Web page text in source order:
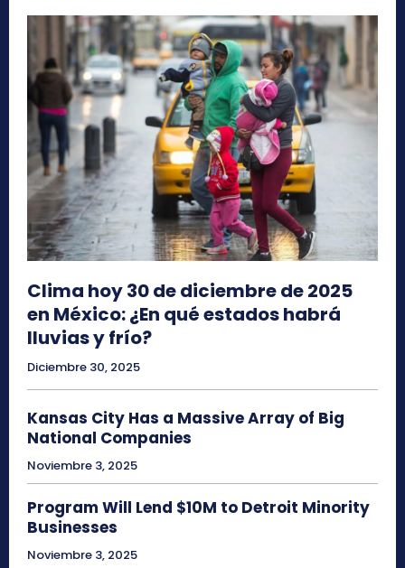
Clima hoy 30 de diciembre de 2025
en México: ¿En qué estados habrá
lluvias y frío?
Diciembre 30, 2025
Kansas City Has a Massive Array of Big
National Companies
Noviembre 3, 2025
Program Will Lend $10M to Detroit Minority
Businesses
Noviembre 3, 2025